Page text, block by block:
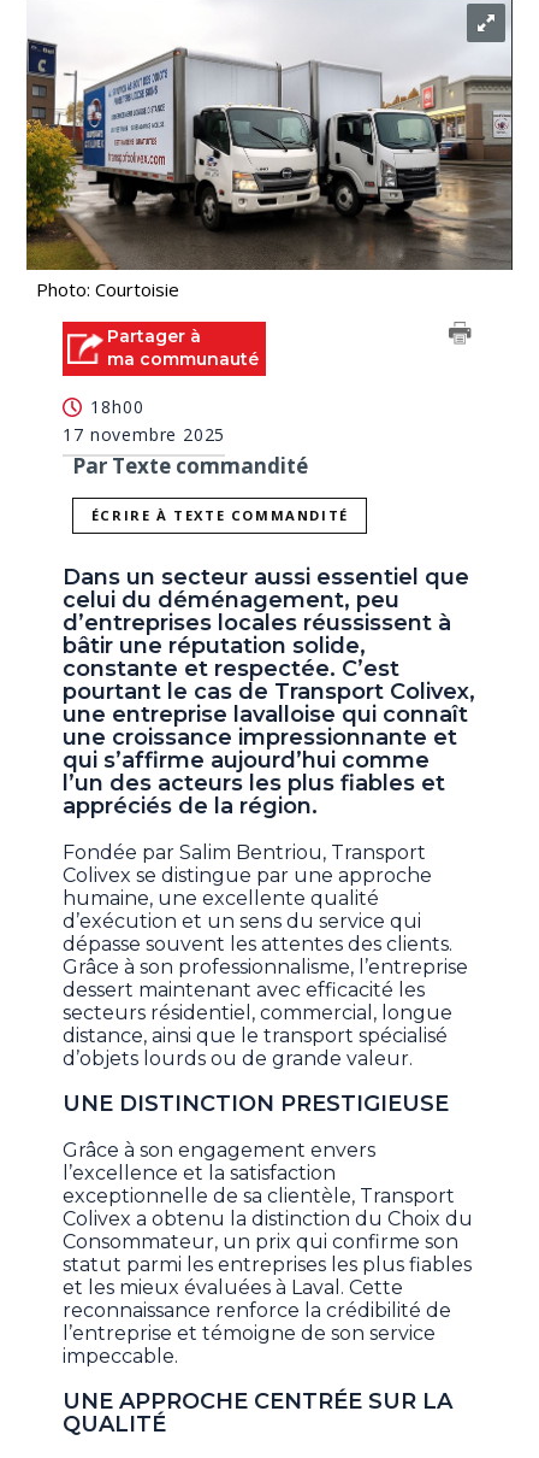
Photo: Courtoisie
Partager à
ma communauté
18h00
17 novembre 2025
Par Texte commandité
ÉCRIRE À TEXTE COMMANDITÉ
Dans un secteur aussi essentiel que
celui du déménagement, peu
d’entreprises locales réussissent à
bâtir une réputation solide,
constante et respectée. C’est
pourtant le cas de Transport Colivex,
une entreprise lavalloise qui connaît
une croissance impressionnante et
qui s’affirme aujourd’hui comme
l’un des acteurs les plus fiables et
appréciés de la région.
Fondée par Salim Bentriou, Transport
Colivex se distingue par une approche
humaine, une excellente qualité
d’exécution et un sens du service qui
dépasse souvent les attentes des clients.
Grâce à son professionnalisme, l’entreprise
dessert maintenant avec efficacité les
secteurs résidentiel, commercial, longue
distance, ainsi que le transport spécialisé
d’objets lourds ou de grande valeur.
UNE DISTINCTION PRESTIGIEUSE
Grâce à son engagement envers
l’excellence et la satisfaction
exceptionnelle de sa clientèle, Transport
Colivex a obtenu la distinction du Choix du
Consommateur, un prix qui confirme son
statut parmi les entreprises les plus fiables
et les mieux évaluées à Laval. Cette
reconnaissance renforce la crédibilité de
l’entreprise et témoigne de son service
impeccable.
UNE APPROCHE CENTRÉE SUR LA
QUALITÉ